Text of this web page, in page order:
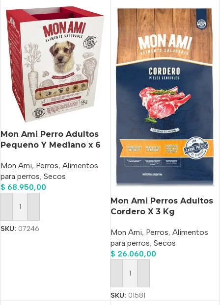
Mon Ami Perro Adultos
Pequeño Y Mediano x 6
Mon Ami, Perros, Alimentos
para perros, Secos
$ 68.950,00
Añadir Al Carrito
SKU: 07246
Mon Ami Perros Adultos
Cordero X 3 Kg
Mon Ami, Perros, Alimentos
para perros, Secos
$ 26.060,00
Añadir Al Carrito
SKU: 01581